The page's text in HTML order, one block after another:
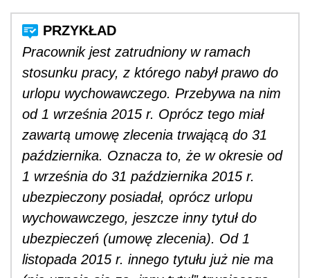
Pracownik jest zatrudniony w ramach
stosunku pracy, z którego nabył prawo do
urlopu wychowawczego. Przebywa na nim
od 1 września 2015 r. Oprócz tego miał
zawartą umowę zlecenia trwającą do 31
października. Oznacza to, że w okresie od
1 września do 31 października 2015 r.
ubezpieczony posiadał, oprócz urlopu
wychowawczego, jeszcze inny tytuł do
ubezpieczeń (umowę zlecenia). Od 1
listopada 2015 r. innego tytułu już nie ma